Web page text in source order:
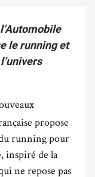
le running et
propose
running pour
inspiré de la
ne repose pas